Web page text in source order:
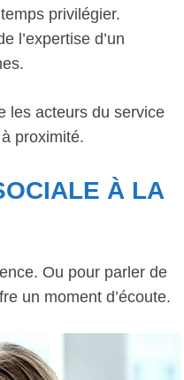
privilégier.
l’expertise d’un
les acteurs du service
proximité.
À LA
Ou pour parler de
un moment d’écoute.